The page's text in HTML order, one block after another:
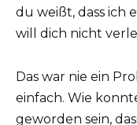
du weißt, dass ich
will dich nicht
Das war nie ein
einfach. Wie
geworden sein,